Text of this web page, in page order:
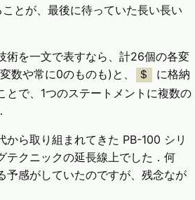
ことが、最後に待っていた長い長い
術を一文で表すなら、計26個の各変
数や常に0のものも)と、
$
に格納
とで、1つのステートメントに複数の
から取り組まれてきた PB-100 シリ
テクニックの延長線上でした．何
予感がしていたのですが、残念なが